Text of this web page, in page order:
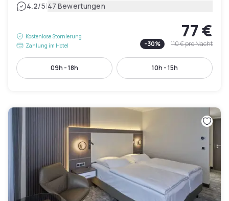
4.2/5|47 Bewertungen
Kostenlose Stornierung
Zahlung im Hotel
77 €
-30% 110 €pro Nacht
09h - 18h 10h - 15h